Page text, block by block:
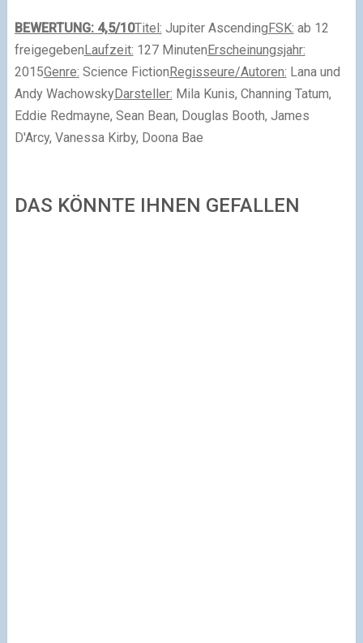
BEWERTUNG: 4,5/10Titel: Jupiter Ascending FSK: ab 12
freigegeben Laufzeit: 127 Minuten Erscheinungsjahr:
2015Genre: Science Fiction Regisseure/Autoren: Lana und
Andy WachowskyDarsteller: Mila Kunis, Channing Tatum,
Eddie Redmayne, Sean Bean, Douglas Booth, James
D'Arcy, Vanessa Kirby, Doona Bae
DAS KÖNNTE IHNEN GEFALLEN